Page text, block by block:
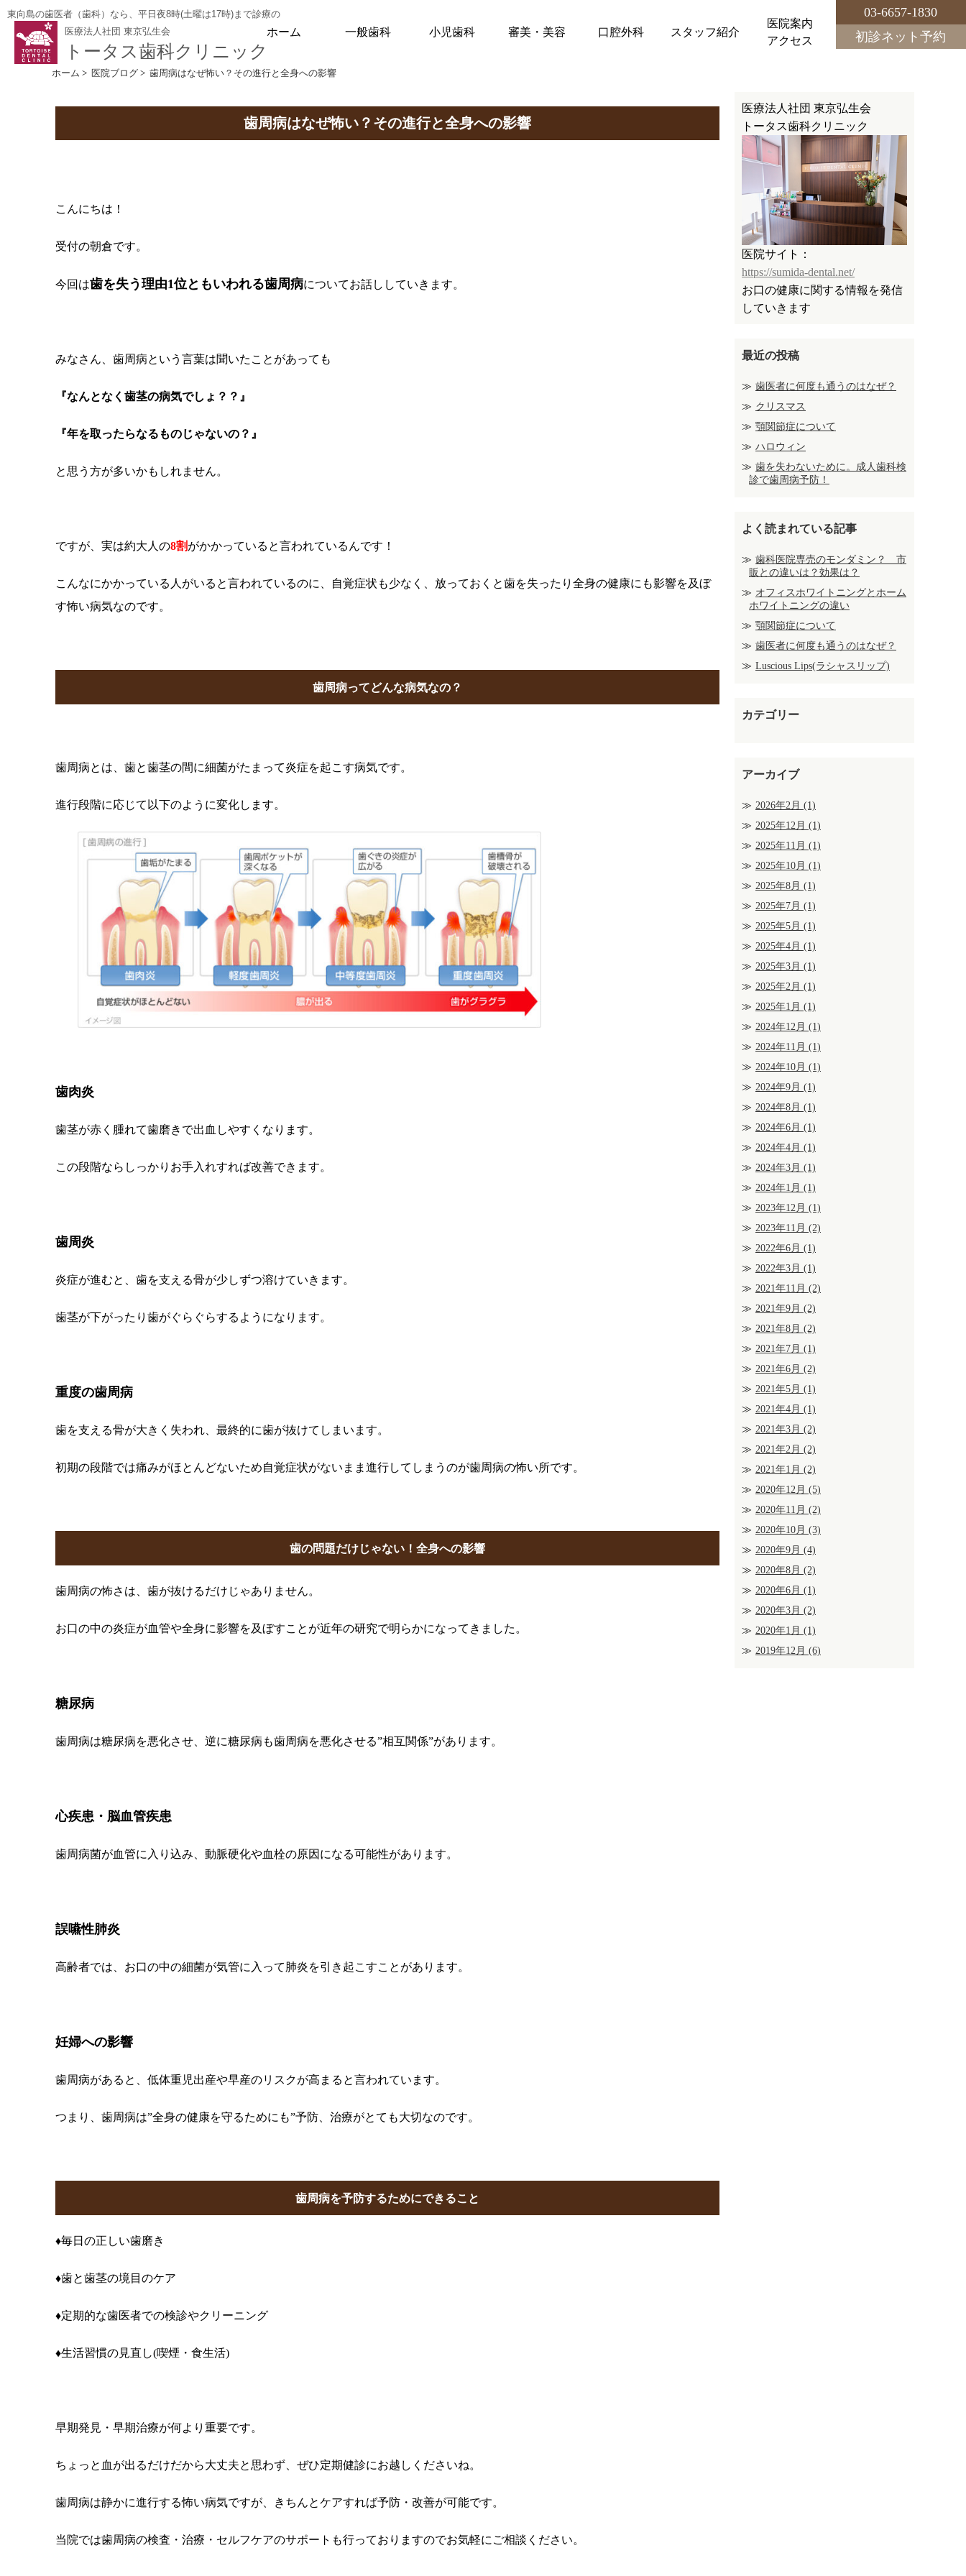
東向島の歯医者（歯科）なら、平日夜8時(土曜は17時)まで診療の
医療法人社団 東京弘生会
トータス歯科クリニック
ホーム 一般歯科 小児歯科 審美・美容 口腔外科 スタッフ紹介
医院案内
アクセス
03-6657-1830
初診ネット予約
ホーム > 医院ブログ > 歯周病はなぜ怖い？その進行と全身への影響
歯周病はなぜ怖い？その進行と全身への影響
こんにちは！
受付の朝倉です。
今回は歯を失う理由1位ともいわれる歯周病についてお話ししていきます。
みなさん、歯周病という言葉は聞いたことがあっても
『なんとなく歯茎の病気でしょ？？』
『年を取ったらなるものじゃないの？』
と思う方が多いかもしれません。
ですが、実は約大人の8割がかかっていると言われているんです！
こんなにかかっている人がいると言われているのに、自覚症状も少なく、放っておくと歯を失ったり全身の健康にも影響を及ぼ
す怖い病気なのです。
歯周病ってどんな病気なの？
歯周病とは、歯と歯茎の間に細菌がたまって炎症を起こす病気です。
進行段階に応じて以下のように変化します。
歯肉炎
歯茎が赤く腫れて歯磨きで出血しやすくなります。
この段階ならしっかりお手入れすれば改善できます。
歯周炎
炎症が進むと、歯を支える骨が少しずつ溶けていきます。
歯茎が下がったり歯がぐらぐらするようになります。
重度の歯周病
歯を支える骨が大きく失われ、最終的に歯が抜けてしまいます。
初期の段階では痛みがほとんどないため自覚症状がないまま進行してしまうのが歯周病の怖い所です。
歯の問題だけじゃない！全身への影響
歯周病の怖さは、歯が抜けるだけじゃありません。
お口の中の炎症が血管や全身に影響を及ぼすことが近年の研究で明らかになってきました。
糖尿病
歯周病は糖尿病を悪化させ、逆に糖尿病も歯周病を悪化させる”相互関係”があります。
心疾患・脳血管疾患
歯周病菌が血管に入り込み、動脈硬化や血栓の原因になる可能性があります。
誤嚥性肺炎
高齢者では、お口の中の細菌が気管に入って肺炎を引き起こすことがあります。
妊婦への影響
歯周病があると、低体重児出産や早産のリスクが高まると言われています。
つまり、歯周病は”全身の健康を守るためにも”予防、治療がとても大切なのです。
歯周病を予防するためにできること
♦毎日の正しい歯磨き
♦歯と歯茎の境目のケア
♦定期的な歯医者での検診やクリーニング
♦生活習慣の見直し(喫煙・食生活)
早期発見・早期治療が何より重要です。
ちょっと血が出るだけだから大丈夫と思わず、ぜひ定期健診にお越しくださいね。
歯周病は静かに進行する怖い病気ですが、きちんとケアすれば予防・改善が可能です。
当院では歯周病の検査・治療・セルフケアのサポートも行っておりますのでお気軽にご相談ください。
医療法人社団 東京弘生会
トータス歯科クリニック
医院サイト：
https://sumida-dental.net/
お口の健康に関する情報を発信
していきます
最近の投稿
歯医者に何度も通うのはなぜ？
クリスマス
顎関節症について
ハロウィン
歯を失わないために。成人歯科検
診で歯周病予防！
よく読まれている記事
歯科医院専売のモンダミン？ 市
販との違いは？効果は？
オフィスホワイトニングとホーム
ホワイトニングの違い
顎関節症について
歯医者に何度も通うのはなぜ？
Luscious Lips(ラシャスリップ)
カテゴリー
アーカイブ
2026年2月 (1)
2025年12月 (1)
2025年11月 (1)
2025年10月 (1)
2025年8月 (1)
2025年7月 (1)
2025年5月 (1)
2025年4月 (1)
2025年3月 (1)
2025年2月 (1)
2025年1月 (1)
2024年12月 (1)
2024年11月 (1)
2024年10月 (1)
2024年9月 (1)
2024年8月 (1)
2024年6月 (1)
2024年4月 (1)
2024年3月 (1)
2024年1月 (1)
2023年12月 (1)
2023年11月 (2)
2022年6月 (1)
2022年3月 (1)
2021年11月 (2)
2021年9月 (2)
2021年8月 (2)
2021年7月 (1)
2021年6月 (2)
2021年5月 (1)
2021年4月 (1)
2021年3月 (2)
2021年2月 (2)
2021年1月 (2)
2020年12月 (5)
2020年11月 (2)
2020年10月 (3)
2020年9月 (4)
2020年8月 (2)
2020年6月 (1)
2020年3月 (2)
2020年1月 (1)
2019年12月 (6)